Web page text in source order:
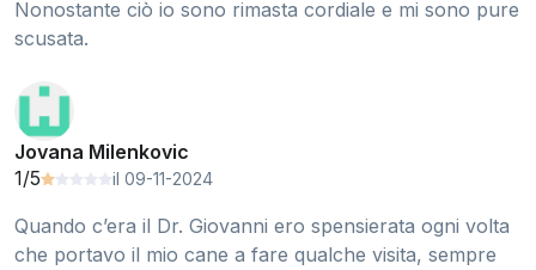
Nonostante ciò io sono rimasta cordiale e mi sono pure
scusata.
Jovana Milenkovic
1/5
il 09-11-2024
Quando c’era il Dr. Giovanni ero spensierata ogni volta
che portavo il mio cane a fare qualche visita, sempre